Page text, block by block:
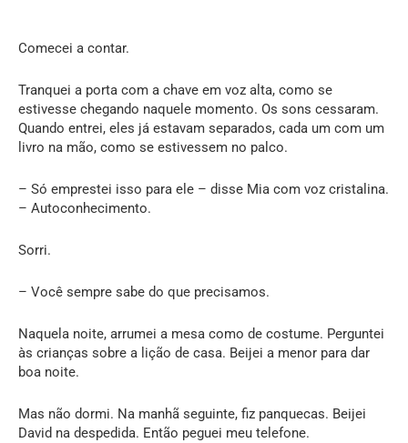
Comecei a contar.
Tranquei a porta com a chave em voz alta, como se
estivesse chegando naquele momento. Os sons cessaram.
Quando entrei, eles já estavam separados, cada um com um
livro na mão, como se estivessem no palco.
– Só emprestei isso para ele – disse Mia com voz cristalina.
– Autoconhecimento.
Sorri.
– Você sempre sabe do que precisamos.
Naquela noite, arrumei a mesa como de costume. Perguntei
às crianças sobre a lição de casa. Beijei a menor para dar
boa noite.
Mas não dormi. Na manhã seguinte, fiz panquecas. Beijei
David na despedida. Então peguei meu telefone.